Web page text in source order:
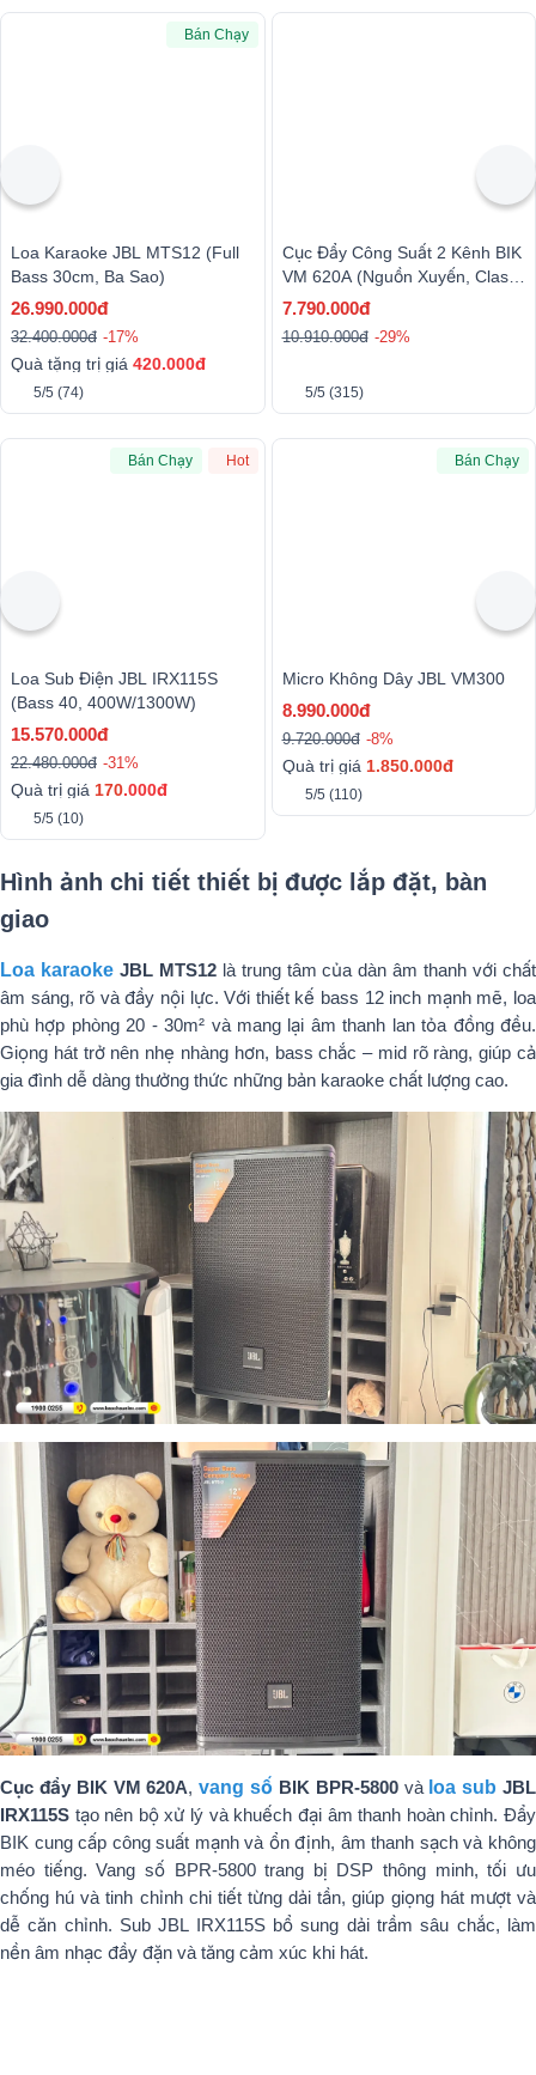
Bán Chạy
Loa Karaoke JBL MTS12 (full
Bass 30cm, Ba Sao)
26.990.000đ
32.400.000đ -17%
Quà tặng trị giá 420.000đ
5/5 (74)
Cục Đẩy Công Suất 2 Kênh BIK
VM 620A (Nguồn Xuyến, Class
H, 600W)
7.790.000đ
10.910.000đ -29%
5/5 (315)
Bán Chạy Hot
Loa Sub Điện JBL IRX115S
(bass 40, 400W/1300W)
15.570.000đ
22.480.000đ -31%
Quà trị giá 170.000đ
5/5 (10)
Bán Chạy
Micro Không Dây JBL VM300
8.990.000đ
9.720.000đ -8%
Quà trị giá 1.850.000đ
5/5 (110)
Hình ảnh chi tiết thiết bị được lắp đặt, bàn
giao
Loa karaokeJBL MTS12là trung tâm của dàn âm thanh với chất
âm sáng, rõ và đầy nội lực. Với thiết kế bass 12 inch mạnh mẽ, loa
phù hợp phòng 20 - 30m² và mang lại âm thanh lan tỏa đồng đều.
Giọng hát trở nên nhẹ nhàng hơn, bass chắc – mid rõ ràng, giúp cả
gia đình dễ dàng thưởng thức những bản karaoke chất lượng cao.
Cục đẩy BIK VM 620A,vang số BIK BPR-5800và loa sub JBL
IRX115S tạo nên bộ xử lý và khuếch đại âm thanh hoàn chỉnh. Đẩy
BIK cung cấp công suất mạnh và ổn định, âm thanh sạch và không
méo tiếng. Vang số BPR-5800 trang bị DSP thông minh, tối ưu
chống hú và tinh chỉnh chi tiết từng dải tần, giúp giọng hát mượt và
dễ căn chỉnh. Sub JBL IRX115S bổ sung dải trầm sâu chắc, làm
nền âm nhạc đầy đặn và tăng cảm xúc khi hát.